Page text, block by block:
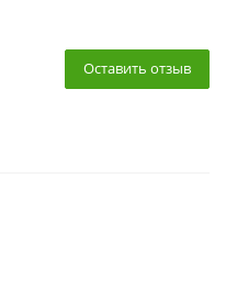
Оставить отзыв